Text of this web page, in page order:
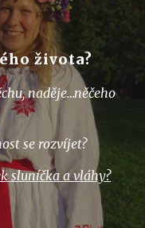
života?
naděje…něčeho
se rozvíjet?
sluníčka a vláhy?